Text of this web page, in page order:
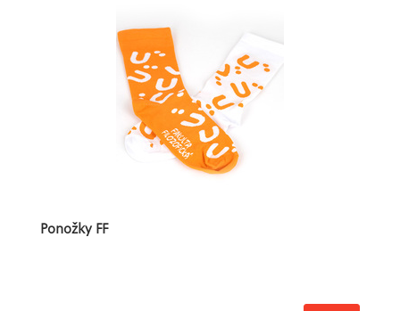
Ponožky FF